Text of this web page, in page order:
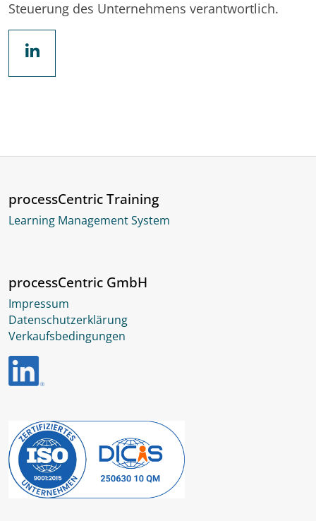
Steuerung des Unternehmens verantwortlich.
processCentric Training
Learning Management System
processCentric GmbH
Impressum
Datenschutzerklärung
Verkaufsbedingungen